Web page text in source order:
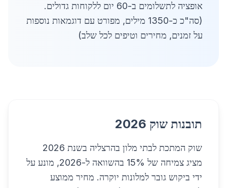
אופציה לתשלומים ב-60 יום ללקוחות גדולים.
(סה"כ כ-1350 מילים, מפורט עם דוגמאות נוספות
על זמנים, מחירים וטיפים לכל שלב)
תובנות שוק 2026
שוק המתכת לבתי מלון בהרצליה בשנת 2026
מציג צמיחה של 15% בהשוואה ל-2026, מונע על
ידי ביקוש גובר למלונות יוקרה. מחיר ממוצע